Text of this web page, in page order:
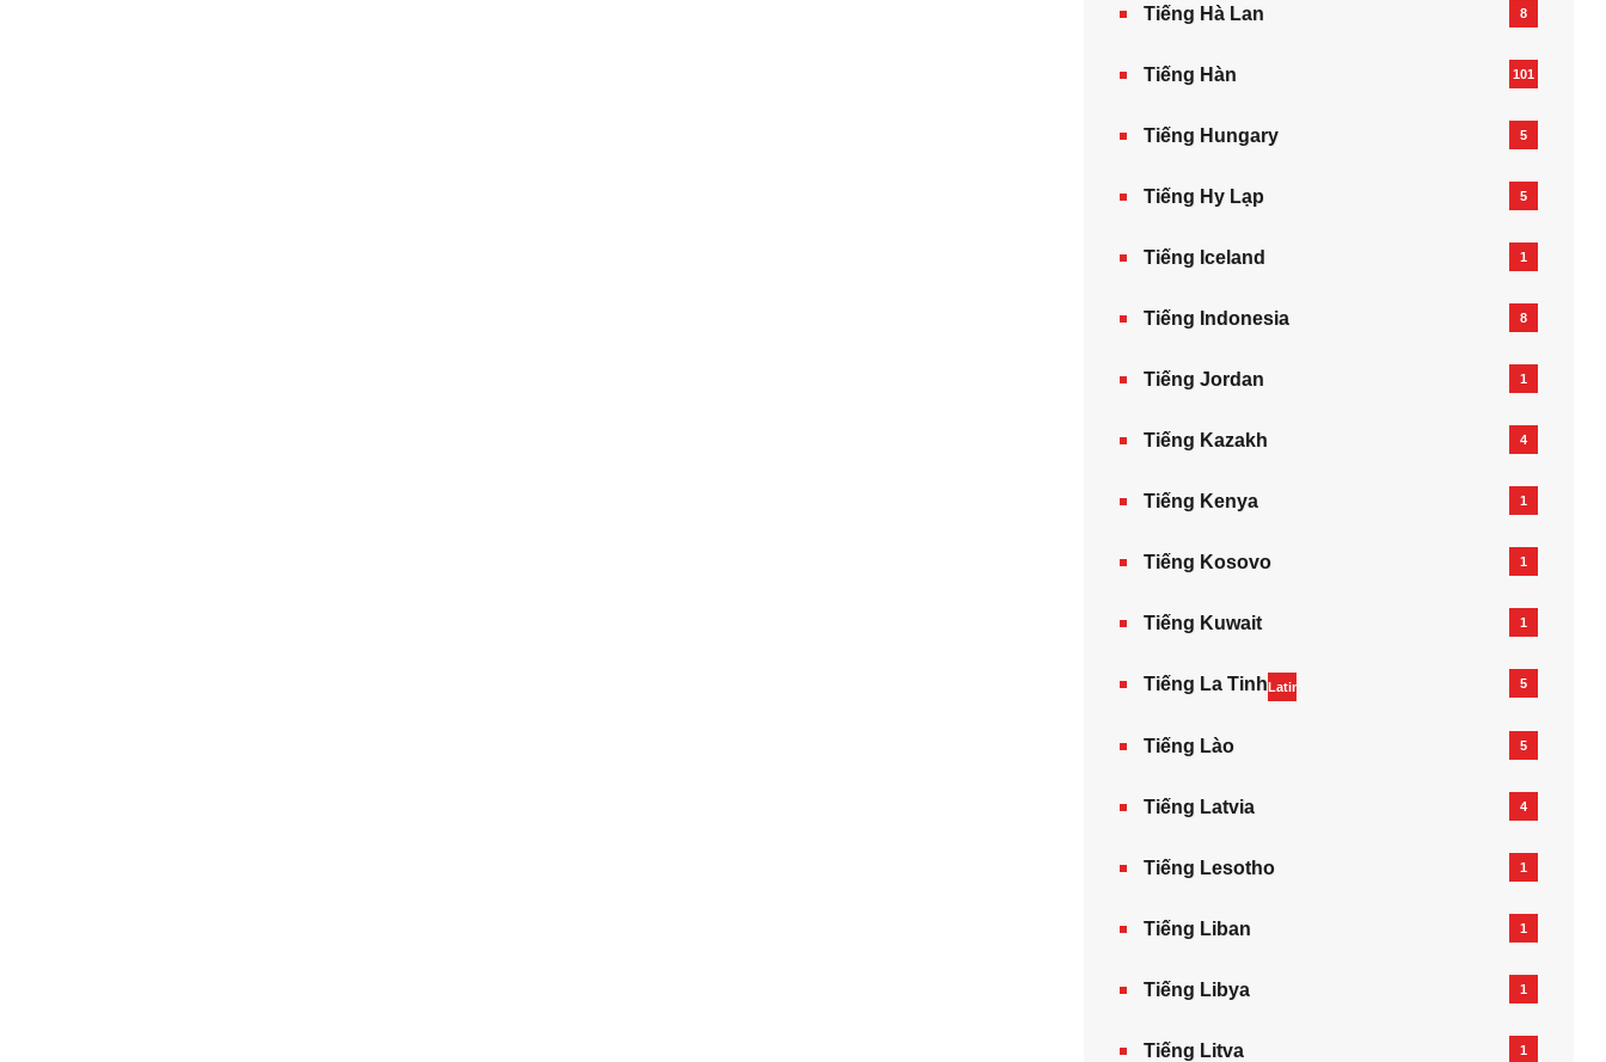
Tiếng Hà Lan 8
Tiếng Hàn 101
Tiếng Hungary 5
Tiếng Hy Lạp 5
Tiếng Iceland 1
Tiếng Indonesia 8
Tiếng Jordan 1
Tiếng Kazakh‎ 4
Tiếng Kenya 1
Tiếng Kosovo 1
Tiếng Kuwait 1
Tiếng La TinhLatin 5
Tiếng Lào 5
Tiếng Latvia 4
Tiếng Lesotho 1
Tiếng Liban 1
Tiếng Libya 1
Tiếng Litva 1